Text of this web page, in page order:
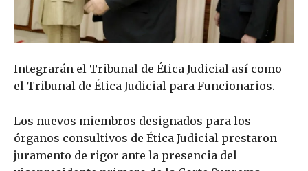
Integrarán el Tribunal de Ética Judicial así como
el Tribunal de Ética Judicial para Funcionarios.
Los nuevos miembros designados para los
órganos consultivos de Ética Judicial prestaron
juramento de rigor ante la presencia del